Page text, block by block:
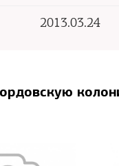
2013.03.24